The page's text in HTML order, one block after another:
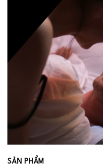
SẢN PHẨM